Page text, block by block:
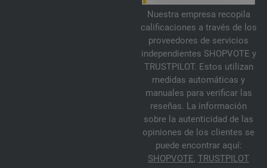
Nuestra empresa recopila
calificaciones a través de los
proveedores de servicios
independientes SHOPVOTE y
TRUSTPILOT. Estos utilizan
medidas automáticas y
manuales para verificar las
reseñas. La información
sobre la autenticidad de las
opiniones de los clientes se
puede encontrar aquí:
SHOPVOTE, TRUSTPILOT